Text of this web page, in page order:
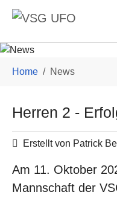
Skip to main content
Home News
Herren 2 -
Erstellt von Patrick
Am 11. Oktober
Mannschaft der